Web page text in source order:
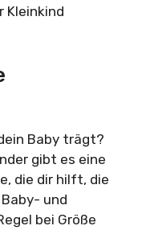
Kleinkind
Baby trägt?
gibt es eine
die dir hilft, die
und
bei Größe